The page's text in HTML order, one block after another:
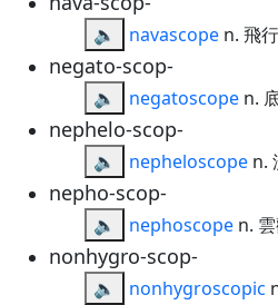
🔈 navascope n. 飛
negato-scop-
🔈 negatoscope n.
nephelo-scop-
🔈 nepheloscope n.
nepho-scop-
🔈 nephoscope n.
nonhygro-scop-
🔈 nonhygroscopic